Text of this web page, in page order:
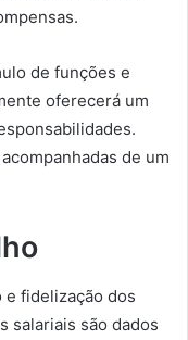
de funções e
oferecerá um
de um
e fidelização dos
salariais são dados